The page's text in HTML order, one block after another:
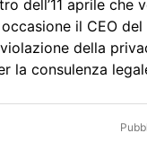
dell’11 aprile che
il CEO
della
la consulenza